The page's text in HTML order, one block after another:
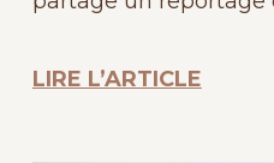
LIRE L’ARTICLE